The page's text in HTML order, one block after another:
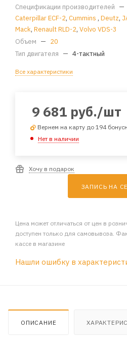
Спецификации производителей —
Caterpillar ECF-2, Cummins , Deutz,
Mack, Renault RLD-2, Volvo VDS-3
Объем — 20
Тип двигателя — 4-тактный
Все характеристики
9 681 руб./шт
Вернем на карту до 194
Нет в наличии
Хочу в подарок
ЗАПИСЬ НА
Цена может отличаться от цен в
доступен только для самовывоза.
кассе в магазине
Нашли ошибку в
ОПИСАНИЕ